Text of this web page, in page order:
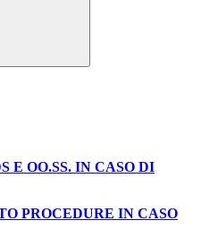
E OO.SS. IN CASO DI
PROCEDURE IN CASO